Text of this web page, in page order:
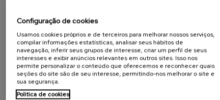
demonstrando a nossa capacidade para desenvolver
soluções de engenharia personalizadas e
adaptadas a cada aplicação.
A feira registou uma elevada afluência e gerou novas
oportunidades de negócio, contando com o apoio da
AGME Polska. Esta presença local permite-nos
Configuração de cookies
Usamos cookies próprios e de terceiros para melhorar nossos serviços,
compilar informações estatísticas, analisar seus hábitos de
navegação, inferir seus grupos de interesse, criar um perfil de seus
interesses e exibir anúncios relevantes em outros sites. Isso nos
permite personalizar o conteúdo que oferecemos e reconhecer quais
seções do site são de seu interesse, permitindo-nos melhorar o site e
sua segurança.
Politica de cookies